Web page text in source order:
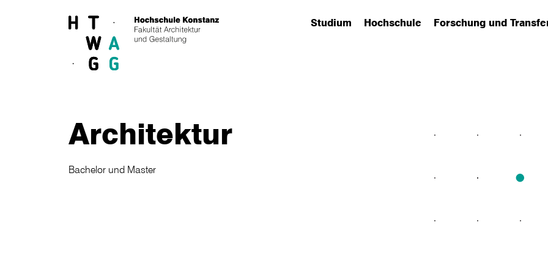
Studium
(has submenu)Hochschule
(has submenu)Forschung und
(has submenu)
Architektur
Bachelor und Master